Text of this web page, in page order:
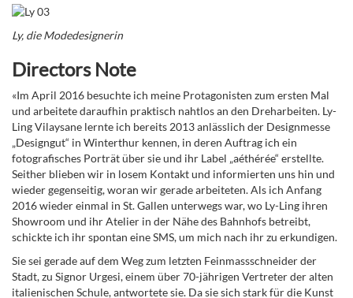
Ly, die Modedesignerin
Directors Note
«Im April 2016 besuchte ich meine Protagonisten zum ersten Mal
und arbeitete daraufhin praktisch nahtlos an den Dreharbeiten. Ly-
Ling Vilaysane lernte ich bereits 2013 anlässlich der Designmesse
„Designgut“ in Winterthur kennen, in deren Auftrag ich ein
fotografisches Porträt über sie und ihr Label „aéthérée“ erstellte.
Seither blieben wir in losem Kontakt und informierten uns hin und
wieder gegenseitig, woran wir gerade arbeiteten. Als ich Anfang
2016 wieder einmal in St. Gallen unterwegs war, wo Ly-Ling ihren
Showroom und ihr Atelier in der Nähe des Bahnhofs betreibt,
schickte ich ihr spontan eine SMS, um mich nach ihr zu erkundigen.
Sie sei gerade auf dem Weg zum letzten Feinmassschneider der
Stadt, zu Signor Urgesi, einem über 70-jährigen Vertreter der alten
italienischen Schule, antwortete sie. Da sie sich stark für die Kunst